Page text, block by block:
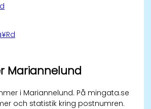
Mariannelund
i Mariannelund. På mingata.se
och statistik kring postnumren.